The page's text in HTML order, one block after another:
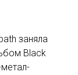
заняла
Black